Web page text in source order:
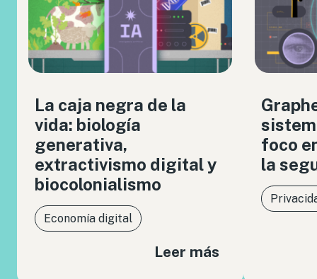
La caja negra de la
vida: biología
generativa,
extractivismo digital y
biocolonialismo
Economía digital
Leer más
foco
la